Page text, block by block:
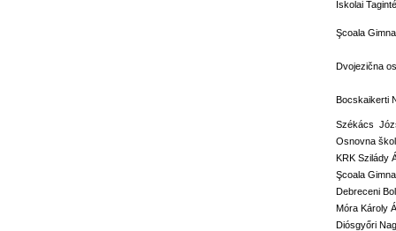
Iskolai
Şcoala
Dvojezična
Bocskaikerti
Székács
Osnovna
KRK Szilády
Şcoala
Debreceni
Móra Károly
Diósgyőri